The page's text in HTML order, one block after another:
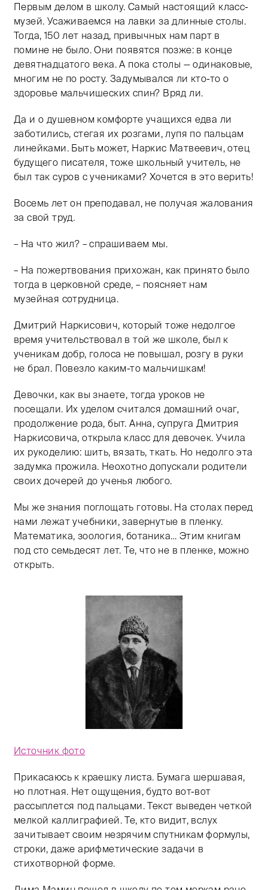
Первым делом в школу. Самый настоящий класс-
музей. Усаживаемся на лавки за длинные столы.
Тогда, 150 лет назад, привычных нам парт в
помине не было. Они появятся позже: в конце
девятнадцатого века. А пока столы — одинаковые,
многим не по росту. Задумывался ли кто-то о
здоровье мальчишеских спин? Вряд ли.
Да и о душевном комфорте учащихся едва ли
заботились, стегая их розгами, лупя по пальцам
линейками. Быть может, Наркис Матвеевич, отец
будущего писателя, тоже школьный учитель, не
был так суров с учениками? Хочется в это верить!
Восемь лет он преподавал, не получая жалования
за свой труд.
– На что жил? – спрашиваем мы.
– На пожертвования прихожан, как принято было
тогда в церковной среде, – поясняет нам
музейная сотрудница.
Дмитрий Наркисович, который тоже недолгое
время учительствовал в той же школе, был к
ученикам добр, голоса не повышал, розгу в руки
не брал. Повезло каким-то мальчишкам!
Девочки, как вы знаете, тогда уроков не
посещали. Их уделом считался домашний очаг,
продолжение рода, быт. Анна, супруга Дмитрия
Наркисовича, открыла класс для девочек. Учила
их рукоделию: шить, вязать, ткать. Но недолго эта
задумка прожила. Неохотно допускали родители
своих дочерей до ученья любого.
Мы же знания поглощать готовы. На столах перед
нами лежат учебники, завернутые в пленку.
Математика, зоология, ботаника… Этим книгам
под сто семьдесят лет. Те, что не в пленке, можно
открыть.
Источник фото
Прикасаюсь к краешку листа. Бумага шершавая,
но плотная. Нет ощущения, будто вот-вот
рассыплется под пальцами. Текст выведен четкой
мелкой каллиграфией. Те, кто видит, вслух
зачитывает своим незрячим спутникам формулы,
строки, даже арифметические задачи в
стихотворной форме.